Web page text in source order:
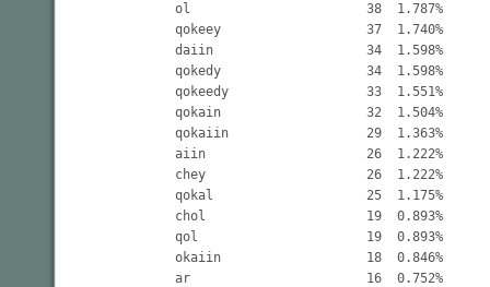
ol                       38  1.787%
qokeey                   37  1.740%
daiin                    34  1.598%
qokedy                   34  1.598%
qokeedy                  33  1.551%
qokain                   32  1.504%
qokaiin                  29  1.363%
aiin                     26  1.222%
chey                     26  1.222%
qokal                    25  1.175%
chol                     19  0.893%
qol                      19  0.893%
okaiin                   18  0.846%
ar                       16  0.752%